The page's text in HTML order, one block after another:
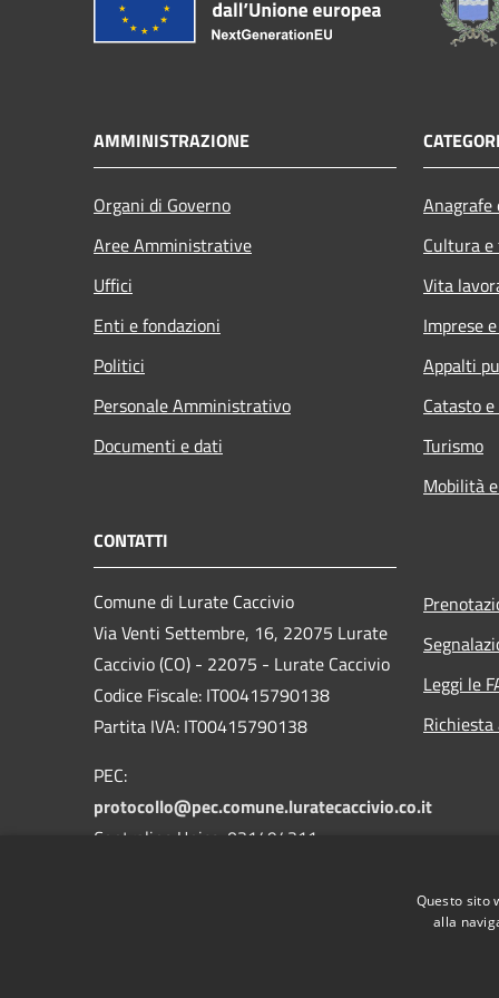
AMMINISTRAZIONE
Organi di Governo
Aree Amministrative
Uffici
Enti e fondazioni
Politici
Personale Amministrativo
Documenti e dati
Cultura
Vita
Imprese
Appalti
Catasto
Turismo
Mobilità
CONTATTI
Comune di Lurate Caccivio
Via Venti Settembre, 16, 22075 Lurate
Caccivio (CO) - 22075 - Lurate Caccivio
Codice Fiscale: IT00415790138
Partita IVA: IT00415790138
PEC:
protocollo@pec.comune.luratecaccivio.co.it
Centralino Unico: 031494311
Leggi le
Questo sito
alla